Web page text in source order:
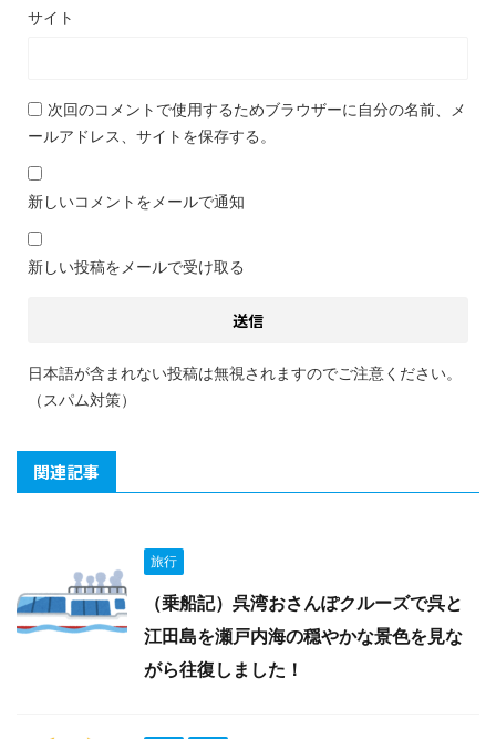
サイト
次回のコメントで使用するためブラウザーに自分の名前、メ
ールアドレス、サイトを保存する。
新しいコメントをメールで通知
新しい投稿をメールで受け取る
日本語が含まれない投稿は無視されますのでご注意ください。
（スパム対策）
関連記事
旅行
（乗船記）呉湾おさんぽクルーズで呉と
江田島を瀬戸内海の穏やかな景色を見な
がら往復しました！